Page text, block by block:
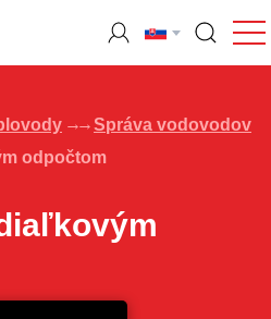
Správa vodovodov
odpočtom